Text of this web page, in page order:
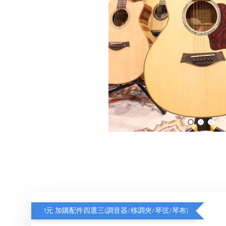
1元 加購配件四選三(調音器/移調夾/琴弦/琴布)